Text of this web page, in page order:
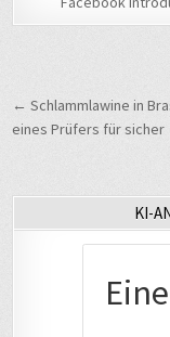
← Schlammlawine in
eines Prüfers für sicher
KI-